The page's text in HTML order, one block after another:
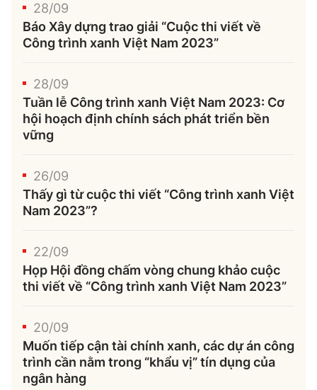
28/09
Báo Xây dựng trao giải “Cuộc thi viết về
Công trình xanh Việt Nam 2023”
28/09
Tuần lễ Công trình xanh Việt Nam 2023: Cơ
hội hoạch định chính sách phát triển bền
vững
26/09
Thấy gì từ cuộc thi viết “Công trình xanh Việt
Nam 2023”?
22/09
Họp Hội đồng chấm vòng chung khảo cuộc
thi viết về “Công trình xanh Việt Nam 2023”
20/09
Muốn tiếp cận tài chính xanh, các dự án công
trình cần nằm trong “khẩu vị” tín dụng của
ngân hàng